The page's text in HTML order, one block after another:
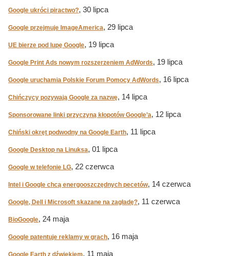
Google ukróci piractwo?, 30 lipca
Google przejmuje ImageAmerica, 29 lipca
UE bierze pod lupę Google, 19 lipca
Google Print Ads nowym rozszerzeniem AdWords, 19 lipca
Google uruchamia Polskie Forum Pomocy AdWords, 16 lipca
Chińczycy pozywają Google za nazwę, 14 lipca
Sponsorowane linki przyczyną kłopotów Google’a, 12 lipca
Chiński okręt podwodny na Google Earth, 11 lipca
Google Desktop na Linuksa, 01 lipca
Google w telefonie LG, 22 czerwca
Intel i Google chcą energooszczędnych pecetów, 14 czerwca
Google, Dell i Microsoft skazane na zagładę?, 11 czerwca
BioGoogle, 24 maja
Google patentuje reklamy w grach, 16 maja
Google Earth z dźwiękiem, 11 maja